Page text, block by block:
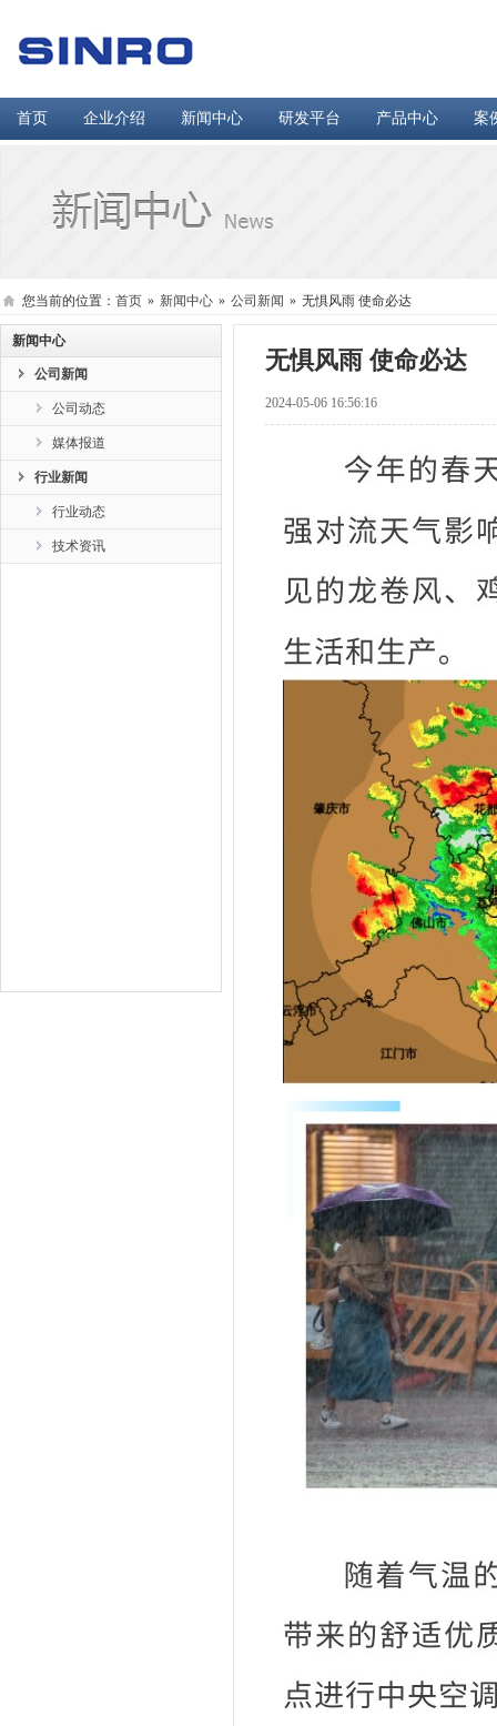
首页 企业介绍 新闻中心 研发平台 产品中心 案
您当前的位置： 首页 » 新闻中心 » 公司新闻 » 无惧风雨 使命必达
新闻中心
公司新闻
公司动态
媒体报道
行业新闻
行业动态
技术资讯
无惧风雨 使命必达
2024-05-06 16:56:16